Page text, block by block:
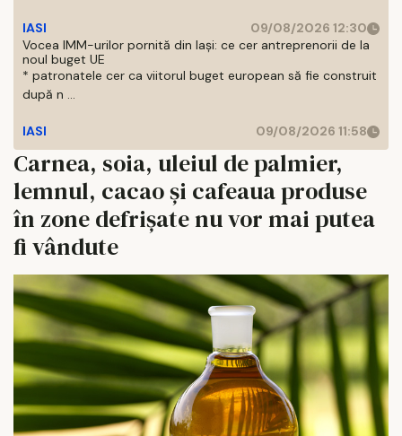
IASI
09/08/2026 12:30
Vocea IMM-urilor pornită din Iași: ce cer antreprenorii de la
noul buget UE
* patronatele cer ca viitorul buget european să fie construit
după n ...
IASI 09/08/2026 11:58
Carnea, soia, uleiul de palmier,
lemnul, cacao și cafeaua produse
în zone defrișate nu vor mai putea
fi vândute